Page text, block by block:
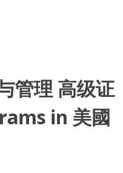
管理 高级证
in 美國